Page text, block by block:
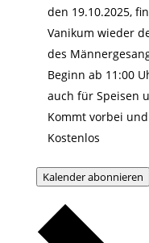
den 19.10.2025,
Vanikum wieder
des
Beginn ab 11:00
auch für Speisen
Kommt vorbei
Kostenlos
Kalender abonnieren